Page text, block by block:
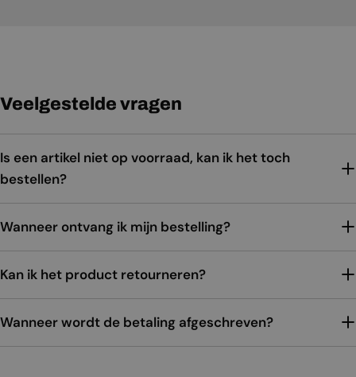
Veelgestelde vragen
Is een artikel niet op voorraad, kan ik het toch
bestellen?
Wanneer ontvang ik mijn bestelling?
Kan ik het product retourneren?
Wanneer wordt de betaling afgeschreven?